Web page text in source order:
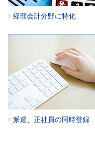
経理会計分野に特化
派遣、正社員の同時登録